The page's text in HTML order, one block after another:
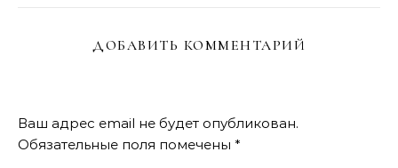
ДОБАВИТЬ КОММЕНТАРИЙ
Ваш адрес email не будет опубликован.
Обязательные поля помечены *